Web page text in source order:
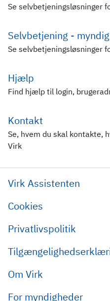
Se selvbetjeningsløsninger
Selvbetjening -
Se selvbetjeningsløsninger
Hjælp
Find hjælp til login,
Kontakt
Se, hvem du skal kontakte,
Virk
Virk Assistenten
Cookies
Privatlivspolitik
Om Virk
For myndigheder